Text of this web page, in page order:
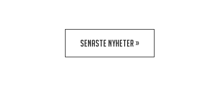
SENASTE NYHETER »